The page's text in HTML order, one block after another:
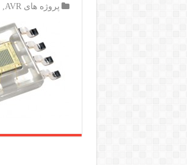
پروژه های AVR